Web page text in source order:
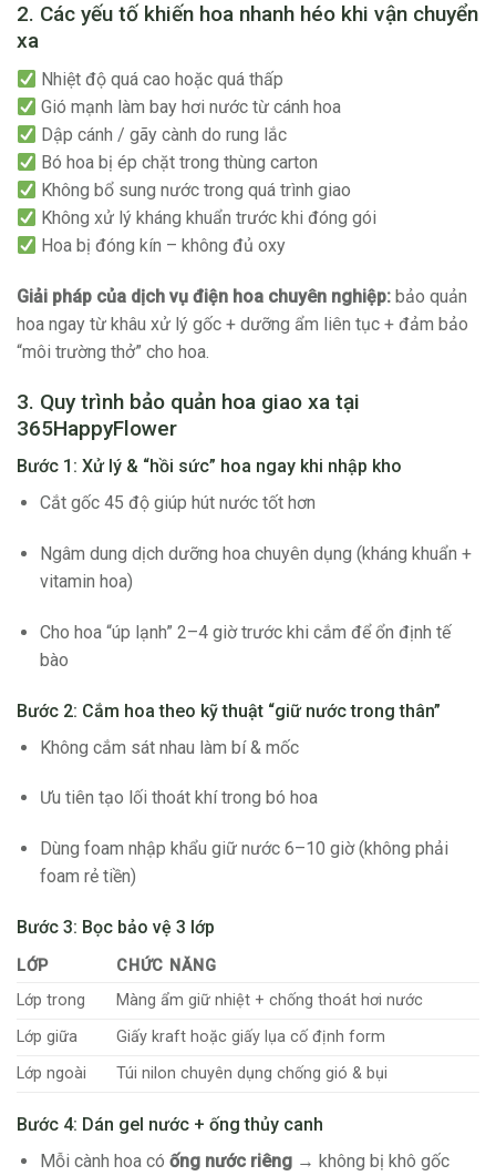
2. Các yếu tố khiến hoa nhanh héo khi vận chuyển
xa
Nhiệt độ quá cao hoặc quá thấp
Gió mạnh làm bay hơi nước từ cánh hoa
Dập cánh / gãy cành do rung lắc
Bó hoa bị ép chặt trong thùng carton
Không bổ sung nước trong quá trình giao
Không xử lý kháng khuẩn trước khi đóng gói
Hoa bị đóng kín – không đủ oxy
Giải pháp của dịch vụ điện hoa chuyên nghiệp: bảo quản
hoa ngay từ khâu xử lý gốc + dưỡng ẩm liên tục + đảm bảo
“môi trường thở” cho hoa.
3. Quy trình bảo quản hoa giao xa tại
365HappyFlower
Bước 1: Xử lý & “hồi sức” hoa ngay khi nhập kho
Cắt gốc 45 độ giúp hút nước tốt hơn
Ngâm dung dịch dưỡng hoa chuyên dụng (kháng khuẩn +
vitamin hoa)
Cho hoa “úp lạnh” 2–4 giờ trước khi cắm để ổn định tế
bào
Bước 2: Cắm hoa theo kỹ thuật “giữ nước trong thân”
Không cắm sát nhau làm bí & mốc
Ưu tiên tạo lối thoát khí trong bó hoa
Dùng foam nhập khẩu giữ nước 6–10 giờ (không phải
foam rẻ tiền)
Bước 3: Bọc bảo vệ 3 lớp
LỚP
CHỨC NĂNG
Lớp trong
Màng ẩm giữ nhiệt + chống thoát hơi nước
Lớp giữa
Giấy kraft hoặc giấy lụa cố định form
Lớp ngoài
Túi nilon chuyên dụng chống gió & bụi
Bước 4: Dán gel nước + ống thủy canh
Mỗi cành hoa có ống nước riêng→ không bị khô gốc